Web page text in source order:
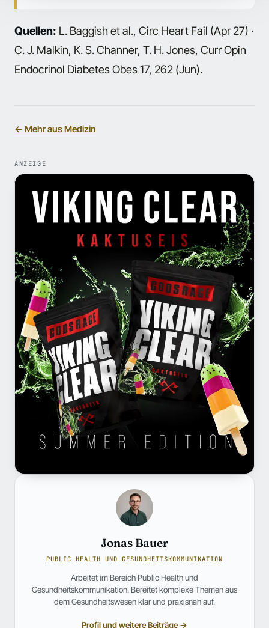
Quellen: L. Baggish et al., Circ Heart Fail (Apr 27) ·
C. J. Malkin, K. S. Channer, T. H. Jones, Curr Opin
Endocrinol Diabetes Obes 17, 262 (Jun).
← Mehr aus Medizin
ANZEIGE
Jonas Bauer
PUBLIC HEALTH UND GESUNDHEITSKOMMUNIKATION
Arbeitet im Bereich Public Health und
Gesundheitskommunikation. Bereitet komplexe Themen aus
dem Gesundheitswesen klar und praxisnah auf.
Profil und weitere Beiträge →